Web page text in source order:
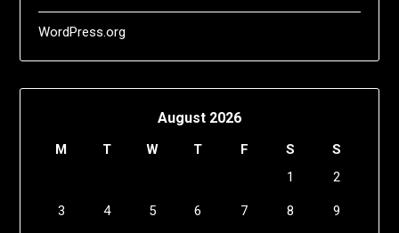
WordPress.org
August 2026
M T W T F S
S
1
2
3 4 5 6 7 8 9